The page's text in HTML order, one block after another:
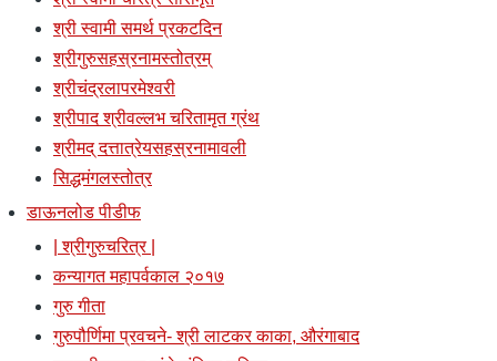
श्री स्वामी समर्थ प्रकटदिन
श्रीगुरुसहस्रनामस्तोत्रम्
श्रीचंद्रलापरमेश्वरी
श्रीपाद श्रीवल्लभ चरितामृत ग्रंथ
श्रीमद् दत्तात्रेयसहस्रनामावली
सिद्धमंगलस्तोत्र
डाऊनलोड पीडीफ
| श्रीगुरुचरित्र |
कन्यागत महापर्वकाल २०१७
गुरु गीता
गुरुपौर्णिमा प्रवचने- श्री लाटकर काका, औरंगाबाद